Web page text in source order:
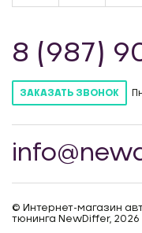
8 (987)
ЗАКАЗАТЬ ЗВОНОК
© Интернет-магазин
тюнинга NewDiffer, 2026